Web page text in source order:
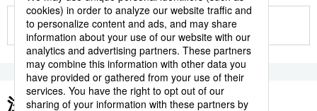
もっと見る
注目のキーワード